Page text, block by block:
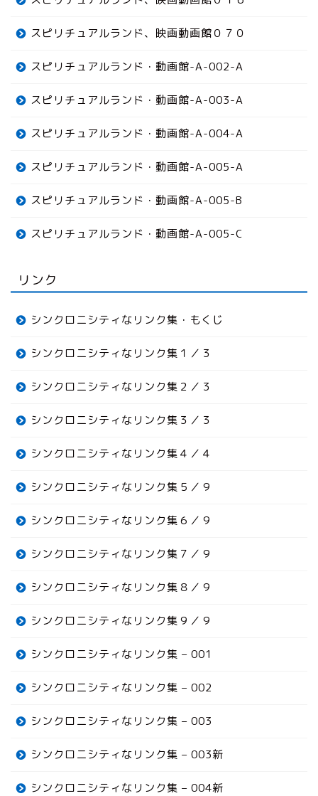
スピリチュアルランド、映画動画館０７０
スピリチュアルランド・動画館-A-002-A
スピリチュアルランド・動画館-A-003-A
スピリチュアルランド・動画館-A-004-A
スピリチュアルランド・動画館-A-005-A
スピリチュアルランド・動画館-A-005-B
スピリチュアルランド・動画館-A-005-C
リンク
シンクロニシティなリンク集・もくじ
シンクロニシティなリンク集１／３
シンクロニシティなリンク集２／３
シンクロニシティなリンク集３／３
シンクロニシティなリンク集４／４
シンクロニシティなリンク集５／９
シンクロニシティなリンク集６／９
シンクロニシティなリンク集７／９
シンクロニシティなリンク集８／９
シンクロニシティなリンク集９／９
シンクロニシティなリンク集 – 001
シンクロニシティなリンク集 – 002
シンクロニシティなリンク集 – 003
シンクロニシティなリンク集 – 003新
シンクロニシティなリンク集 – 004新